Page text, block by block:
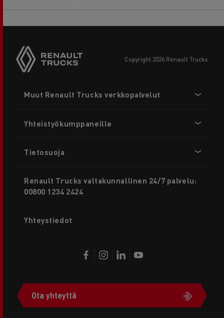
copyright 2026 Renault Trucks
menu
Muut Renault Trucks verkkopalvelut
Yhteistyökumppaneille
Tietosuoja
Renault Trucks valtakunnallinen 24/7 palvelu:
00800 1234 2424
Yhteystiedot
Ota yhteyttä